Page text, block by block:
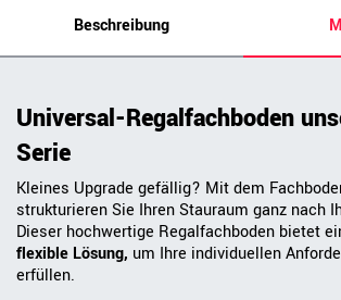
Beschreibung
Universal-Regalfachboden
Serie
Kleines Upgrade gefällig? Mit dem
strukturieren Sie Ihren Stauraum ganz nach
Dieser hochwertige Regalfachboden bietet
flexible Lösung, um Ihre individuellen
erfüllen.